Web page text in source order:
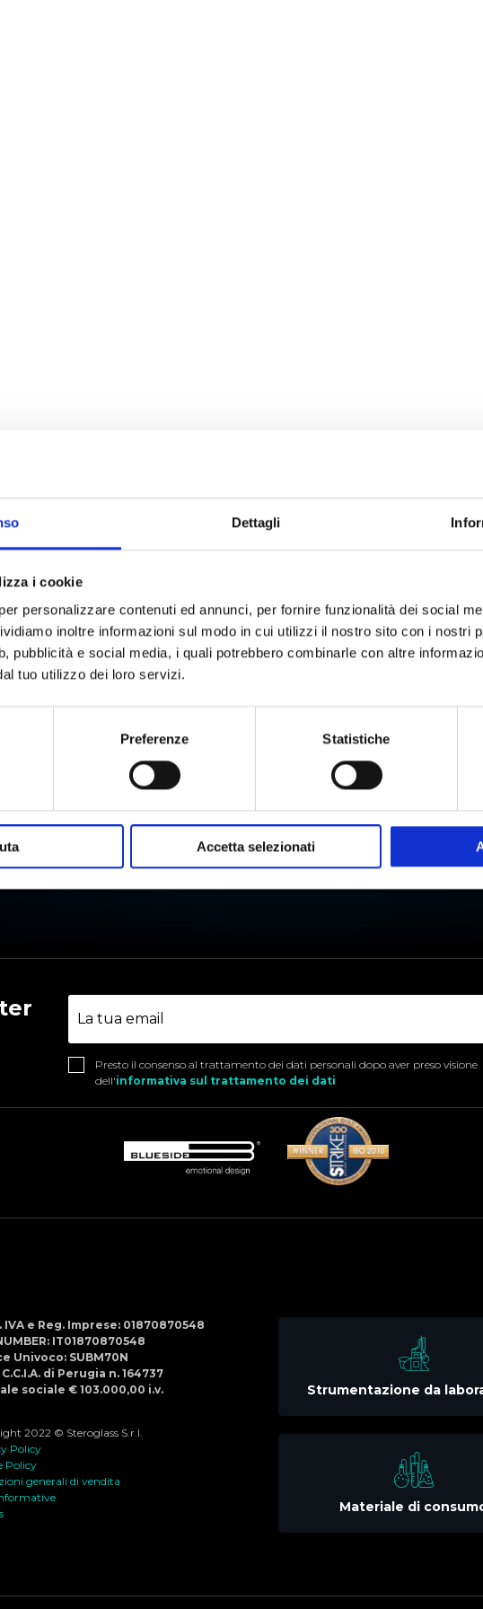
Dettagli
i cookie
personalizzare contenuti ed annunci, per fornire funzionalità dei social
inoltre informazioni sul modo in cui utilizzi il nostro sito con i nostri
pubblicità e social media, i quali potrebbero combinarle con altre
tuo utilizzo dei loro servizi.
Preferenze Statistiche
Accetta selezionati
in:
ANALISI MULTIPARAMETRICA
Presto il consenso al trattamento dei dati personali dopo aver preso visione
dell'informativa sul trattamento dei dati
Menu
IVA e Reg. Imprese: 01870870548
IT01870870548
Univoco: SUBM70N
C.C.I.A. di Perugia n. 164737
sociale € 103.000,00 i.v.
2022 © Steroglass S.r.l.
Policy
Policy
generali di vendita
Strumentazione da
Materiale di